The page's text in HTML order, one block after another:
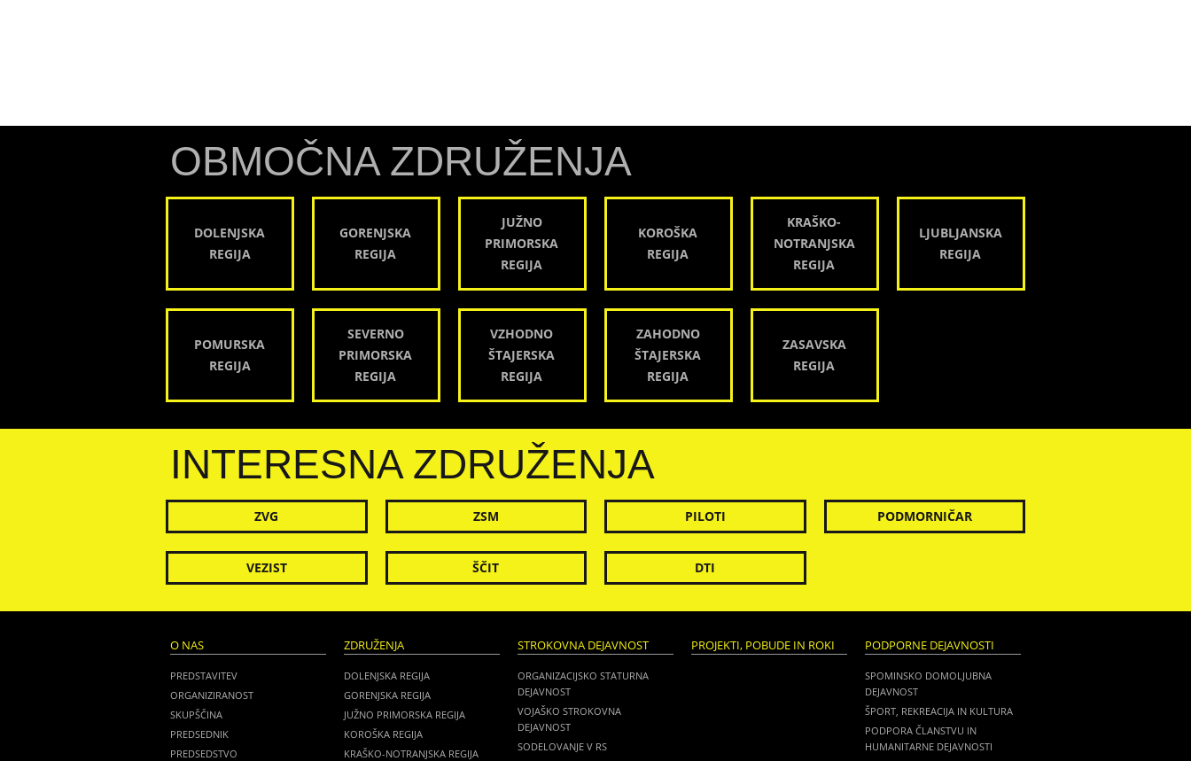
OBMOČNA ZDRUŽENJA
DOLENJSKA
REGIJA
GORENJSKA
REGIJA
JUŽNO
PRIMORSKA
REGIJA
KOROŠKA
REGIJA
KRAŠKO-
NOTRANJSKA
REGIJA
LJUBLJANSKA
REGIJA
POMURSKA
REGIJA
SEVERNO
PRIMORSKA
REGIJA
VZHODNO
ŠTAJERSKA
REGIJA
ZAHODNO
ŠTAJERSKA
REGIJA
ZASAVSKA
REGIJA
INTERESNA ZDRUŽENJA
ZVG ZSM PILOTI PODMORNIČAR
VEZIST ŠČIT DTI
O NAS
PREDSTAVITEV
ORGANIZIRANOST
SKUPŠČINA
PREDSEDNIK
PREDSEDSTVO
ZDRUŽENJA
DOLENJSKA REGIJA
GORENJSKA REGIJA
JUŽNO PRIMORSKA REGIJA
KOROŠKA REGIJA
KRAŠKO-NOTRANJSKA REGIJA
STROKOVNA DEJAVNOST
ORGANIZACIJSKO STATURNA
DEJAVNOST
VOJAŠKO STROKOVNA
DEJAVNOST
SODELOVANJE V RS
PROJEKTI, POBUDE IN ROKI PODPORNE DEJAVNOSTI
SPOMINSKO DOMOLJUBNA
DEJAVNOST
ŠPORT, REKREACIJA IN KULTURA
PODPORA ČLANSTVU IN
HUMANITARNE DEJAVNOSTI